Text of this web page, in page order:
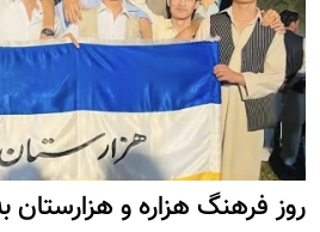
روز فرهنگ هزاره و هزارستان